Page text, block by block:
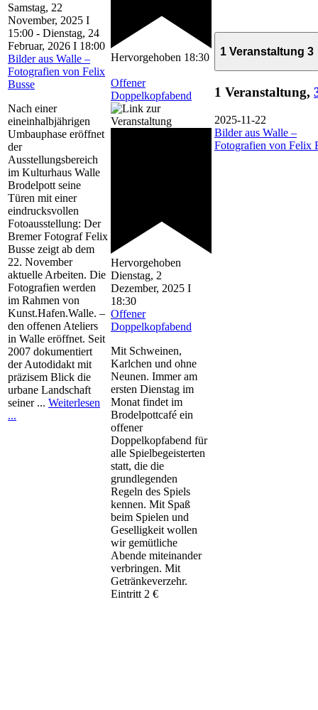
Samstag, 22
November, 2025 I
15:00 - Dienstag, 24
Februar, 2026 I 18:00
Bilder aus Walle –
Fotografien von Felix
Busse
Nach einer
eineinhalbjährigen
Umbauphase eröffnet
der
Ausstellungsbereich
im Kulturhaus Walle
Brodelpott seine
Türen mit einer
eindrucksvollen
Fotoausstellung: Der
Bremer Fotograf Felix
Busse zeigt ab dem
22. November
aktuelle Arbeiten. Die
Fotografien werden
im Rahmen von
Kunst.Hafen.Walle. –
den offenen Ateliers
in Walle eröffnet. Seit
2007 dokumentiert
der Autodidakt mit
präzisem Blick die
urbane Landschaft
seiner ... Weiterlesen
...
Hervorgehoben 18:30
Offener
Doppelkopfabend
Hervorgehoben
Dienstag, 2
Dezember, 2025 I
18:30
Offener
Doppelkopfabend
Mit Schweinen,
Karlchen und ohne
Neunen. Immer am
ersten Dienstag im
Monat findet im
Brodelpottcafé ein
offener
Doppelkopfabend für
alle Spielbegeisterten
statt, die die
grundlegenden
Regeln des Spiels
kennen. Mit Spaß
beim Spielen und
Geselligkeit wollen
wir gemütliche
Abende miteinander
verbringen. Mit
Getränkeverzehr.
Eintritt 2 €
1 Veranstaltung 3
1 Veranstaltung,
2025-11-22
Bilder aus Walle –
Fotografien von Felix